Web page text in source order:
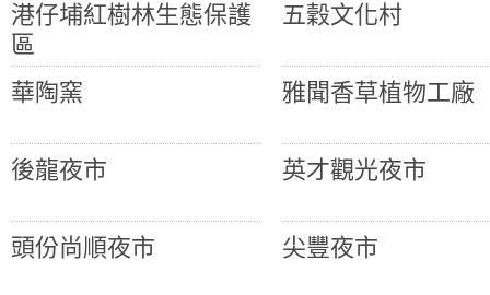
港仔埔紅樹林生態保護
區
五穀文化村
華陶窯 雅聞香草植物工廠
後龍夜市 英才觀光夜市
頭份尚順夜市 尖豐夜市